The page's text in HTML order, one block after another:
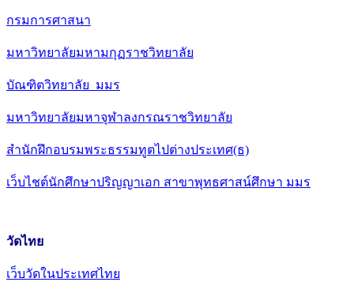
กรมการศาสนา
มหาวิทยาลัยมหามกุฏราชวิทยาลัย
บัณฑิตวิทยาลัย มมร
มหาวิทยาลัยมหาจุฬาลงกรณราชวิทยาลัย
สำนักฝึกอบรมพระธรรมทูตไปต่างประเทศ(ธ)
เว็บไชต์นักศึกษาปริญญาเอก สาขาพุทธศาสน์ศึกษา มมร
วัดไทย
เว็บวัดในประเทศไทย